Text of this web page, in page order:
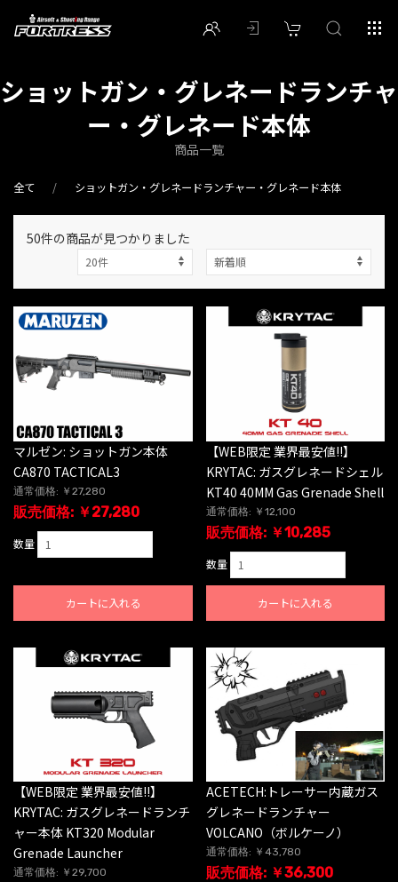
ショットガン・グレネードランチャ
ー・グレネード本体
商品一覧
全て ショットガン・グレネードランチャー・グレネード本体
50件の商品が見つかりました
マルゼン: ショットガン本体
CA870 TACTICAL3
通常価格: ￥27,280
販売価格: ￥27,280
数量
カートに入れる
【WEB限定 業界最安値!!】
KRYTAC: ガスグレネードシェル
KT40 40MM Gas Grenade Shell
通常価格: ￥12,100
販売価格: ￥10,285
数量
カートに入れる
【WEB限定 業界最安値!!】
KRYTAC: ガスグレネードランチ
ャー本体 KT320 Modular
Grenade Launcher
通常価格: ￥29,700
ACETECH:トレーサー内蔵ガス
グレネードランチャー
VOLCANO（ボルケーノ）
通常価格: ￥43,780
販売価格: ￥36,300